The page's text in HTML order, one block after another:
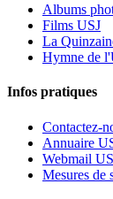
Albums
Films USJ
La
Hymne de
Infos pratiques
Contactez-
Annuaire
Webmail
Mesures de